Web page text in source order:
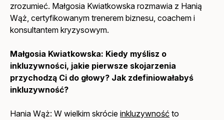
zrozumieć. Małgosia Kwiatkowska rozmawia z Hanią
Wąż, certyfikowanym trenerem biznesu, coachem i
konsultantem kryzysowym.
Małgosia Kwiatkowska: Kiedy myślisz o
inkluzywności, jakie pierwsze skojarzenia
przychodzą Ci do głowy? Jak zdefiniowałabyś
inkluzywność?
Hania Wąż: W wielkim skrócieinkluzywność to